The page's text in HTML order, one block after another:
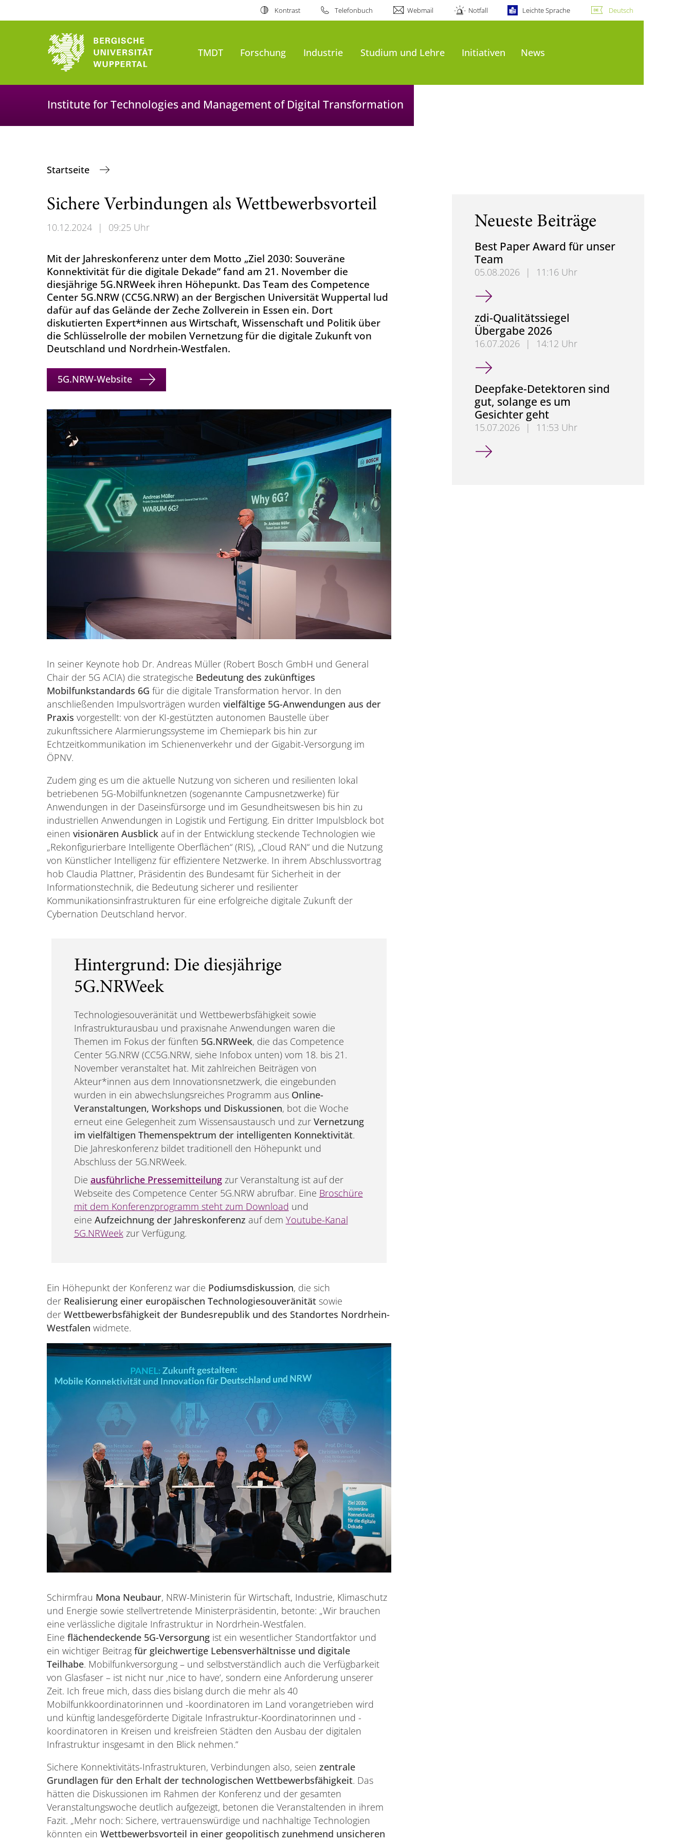
Kontrast Telefonbuch Webmail Notfall Leichte Sprache Deutsch
TMDT Forschung Industrie Studium und Lehre Initiativen News
Institute for Technologies and Management of Digital Transformation
Startseite
Sichere Verbindungen als Wettbewerbsvorteil
10.12.2024 | 09:25 Uhr
Mit der Jahreskonferenz unter dem Motto „Ziel 2030: Souveräne
Konnektivität für die digitale Dekade“ fand am 21. November die
diesjährige 5G.NRWeek ihren Höhepunkt. Das Team des Competence
Center 5G.NRW (CC5G.NRW) an der Bergischen Universität Wuppertal lud
dafür auf das Gelände der Zeche Zollverein in Essen ein. Dort
diskutierten Expert*innen aus Wirtschaft, Wissenschaft und Politik über
die Schlüsselrolle der mobilen Vernetzung für die digitale Zukunft von
Deutschland und Nordrhein-Westfalen.
5G.NRW-Website
In seiner Keynote hob Dr. Andreas Müller (Robert Bosch GmbH und General
Chair der 5G ACIA) die strategische Bedeutung des zukünftiges
Mobilfunkstandards 6G für die digitale Transformation hervor. In den
anschließenden Impulsvorträgen wurden vielfältige 5G-Anwendungen aus der
Praxis vorgestellt: von der KI-gestützten autonomen Baustelle über
zukunftssichere Alarmierungssysteme im Chemiepark bis hin zur
Echtzeitkommunikation im Schienenverkehr und der Gigabit-Versorgung im
ÖPNV.
Zudem ging es um die aktuelle Nutzung von sicheren und resilienten lokal
betriebenen 5G-Mobilfunknetzen (sogenannte Campusnetzwerke) für
Anwendungen in der Daseinsfürsorge und im Gesundheitswesen bis hin zu
industriellen Anwendungen in Logistik und Fertigung. Ein dritter Impulsblock bot
einen visionären Ausblickauf in der Entwicklung steckende Technologien wie
„Rekonfigurierbare Intelligente Oberflächen“ (RIS), „Cloud RAN“ und die Nutzung
von Künstlicher Intelligenz für effizientere Netzwerke. In ihrem Abschlussvortrag
hob Claudia Plattner, Präsidentin des Bundesamt für Sicherheit in der
Informationstechnik, die Bedeutung sicherer und resilienter
Kommunikationsinfrastrukturen für eine erfolgreiche digitale Zukunft der
Cybernation Deutschland hervor.
Hintergrund: Die diesjährige
5G.NRWeek
Technologiesouveränität und Wettbewerbsfähigkeit sowie
Infrastrukturausbau und praxisnahe Anwendungen waren die
Themen im Fokus der fünften 5G.NRWeek, die das Competence
Center 5G.NRW (CC5G.NRW, siehe Infobox unten) vom 18. bis 21.
November veranstaltet hat. Mit zahlreichen Beiträgen von
Akteur*innen aus dem Innovationsnetzwerk, die eingebunden
wurden in ein abwechslungsreiches Programm aus Online-
Veranstaltungen, Workshops und Diskussionen, bot die Woche
erneut eine Gelegenheit zum Wissensaustausch und zur Vernetzung
im vielfältigen Themenspektrum der intelligenten Konnektivität.
Die Jahreskonferenz bildet traditionell den Höhepunkt und
Abschluss der 5G.NRWeek.
Die ausführliche Pressemitteilungzur Veranstaltung ist auf der
Webseite des Competence Center 5G.NRW abrufbar. Eine Broschüre
mit dem Konferenzprogramm steht zum Download und
eine Aufzeichnung der Jahreskonferenz auf dem Youtube-Kanal
5G.NRWeek zur Verfügung.
Ein Höhepunkt der Konferenz war die Podiumsdiskussion, die sich
der Realisierung einer europäischen Technologiesouveränitätsowie
der Wettbewerbsfähigkeit der Bundesrepublik und des Standortes Nordrhein-
Westfalen widmete.
Schirmfrau Mona Neubaur, NRW-Ministerin für Wirtschaft, Industrie, Klimaschutz
und Energie sowie stellvertretende Ministerpräsidentin, betonte: „Wir brauchen
eine verlässliche digitale Infrastruktur in Nordrhein-Westfalen.
Eine flächendeckende 5G-Versorgungist ein wesentlicher Standortfaktor und
ein wichtiger Beitrag für gleichwertige Lebensverhältnisse und digitale
Teilhabe. Mobilfunkversorgung – und selbstverständlich auch die Verfügbarkeit
von Glasfaser – ist nicht nur ,nice to have‘, sondern eine Anforderung unserer
Zeit. Ich freue mich, dass dies bislang durch die mehr als 40
Mobilfunkkoordinatorinnen und -koordinatoren im Land vorangetrieben wird
und künftig landesgeförderte Digitale Infrastruktur-Koordinatorinnen und -
koordinatoren in Kreisen und kreisfreien Städten den Ausbau der digitalen
Infrastruktur insgesamt in den Blick nehmen.“
Sichere Konnektivitäts-Infrastrukturen, Verbindungen also, seien zentrale
Grundlagen für den Erhalt der technologischen Wettbewerbsfähigkeit. Das
hätten die Diskussionen im Rahmen der Konferenz und der gesamten
Veranstaltungswoche deutlich aufgezeigt, betonen die Veranstaltenden in ihrem
Fazit. „Mehr noch: Sichere, vertrauenswürdige und nachhaltige Technologien
könnten ein Wettbewerbsvorteil in einer geopolitisch zunehmend unsicheren
Neueste Beiträge
Best Paper Award für unser
Team
05.08.2026 |
11:16 Uhr
Best Paper Award für unser Team
zdi-Qualitätssiegel
Übergabe 2026
16.07.2026 |
14:12 Uhr
zdi-Qualitätssiegel Übergabe 2026
Deepfake-Detektoren sind
gut, solange es um
Gesichter geht
15.07.2026 |
11:53 Uhr
Deepfake-Detektoren sind gut, solange es um